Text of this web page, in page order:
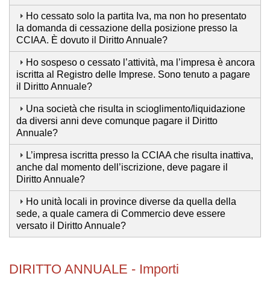
Ho cessato solo la partita Iva, ma non ho presentato
la domanda di cessazione della posizione presso la
CCIAA. È dovuto il Diritto Annuale?
Ho sospeso o cessato l’attività, ma l’impresa è ancora
iscritta al Registro delle Imprese. Sono tenuto a pagare
il Diritto Annuale?
Una società che risulta in scioglimento/liquidazione
da diversi anni deve comunque pagare il Diritto
Annuale?
L’impresa iscritta presso la CCIAA che risulta inattiva,
anche dal momento dell’iscrizione, deve pagare il
Diritto Annuale?
Ho unità locali in province diverse da quella della
sede, a quale camera di Commercio deve essere
versato il Diritto Annuale?
DIRITTO ANNUALE - Importi